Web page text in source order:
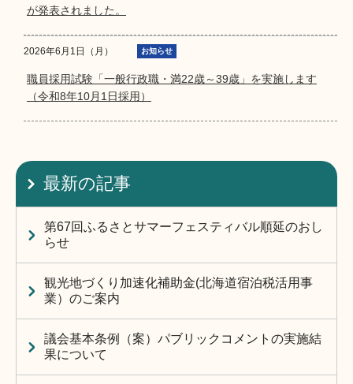
が発表されました。
2026年6月1日（月） お知らせ
職員採用試験「一般行政職・満22歳～39歳」を実施します
（令和8年10月1日採用）
最新の記事
第67回ふるさとサマーフェスティバル順延のおし
らせ
観光地づくり加速化補助金(北海道宿泊税活用事
業）のご案内
議会基本条例（案）パブリックコメントの実施結
果について